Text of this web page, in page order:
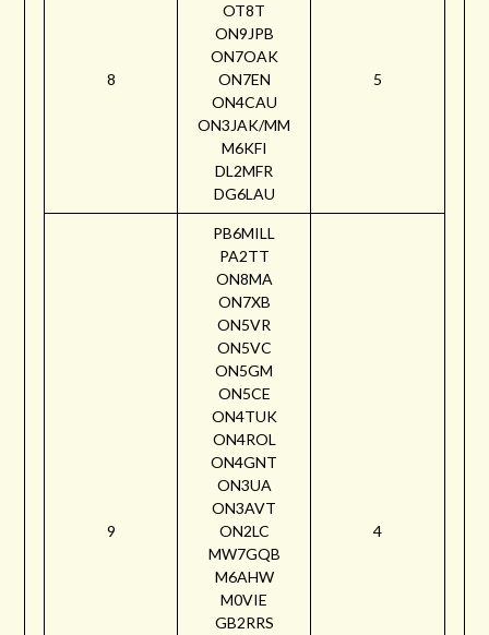
8
OT8T
ON9JPB
ON7OAK
ON7EN
ON4CAU
ON3JAK/MM
M6KFI
DL2MFR
DG6LAU
5
9
PB6MILL
PA2TT
ON8MA
ON7XB
ON5VR
ON5VC
ON5GM
ON5CE
ON4TUK
ON4ROL
ON4GNT
ON3UA
ON3AVT
ON2LC
MW7GQB
M6AHW
M0VIE
GB2RRS
4